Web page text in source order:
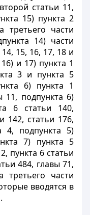
статьи 11,
15) пункта 2
третьего части
14) части
15, 16, 17, 18 и
и 17) пункта 1
3 и пункта 5
6) пункта 1
11, подпункта 6)
6 статьи 140,
142, статьи 176,
4, подпункта 5)
7) пункта 5
пункта 6 статьи
484, главы 71,
третьего части
вводятся в